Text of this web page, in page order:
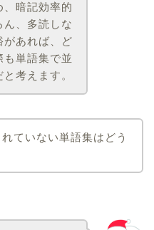
、暗記効率的
ん、多読しな
があれば、ど
も単語集で並
考えます。
ていない単語集はどう